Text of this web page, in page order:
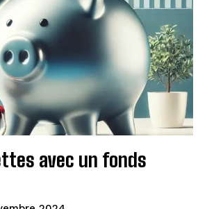
avec un fonds